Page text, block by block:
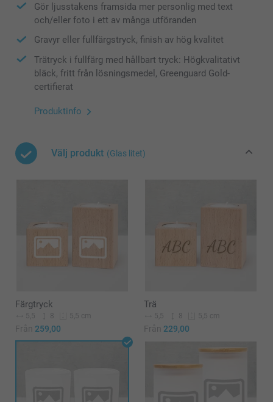
Gör ljusstakens framsida mer personlig med text
och/eller foto i ett av många utföranden
Gravyr eller fullfärgstryck, finish av hög kvalitet
Trätryck i fullfärg med hållbart tryck: Högkvalitativt
bläck, fritt från lösningsmedel, Greenguard Gold-
certifierat
Produktinfo
Välj produkt (Glas litet)
Färgtryck
5,5 8 5,5 cm
Från 259,00
Trä
5,5 8 5,5 cm
Från 229,00